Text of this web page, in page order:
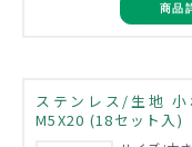
商品
ステンレス/生地
M5X20 (18セット入)